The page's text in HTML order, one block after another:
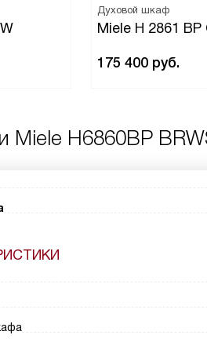
Духовой шкаф
Miele H 2861 BP
175 400 руб.
Miele H6860BP